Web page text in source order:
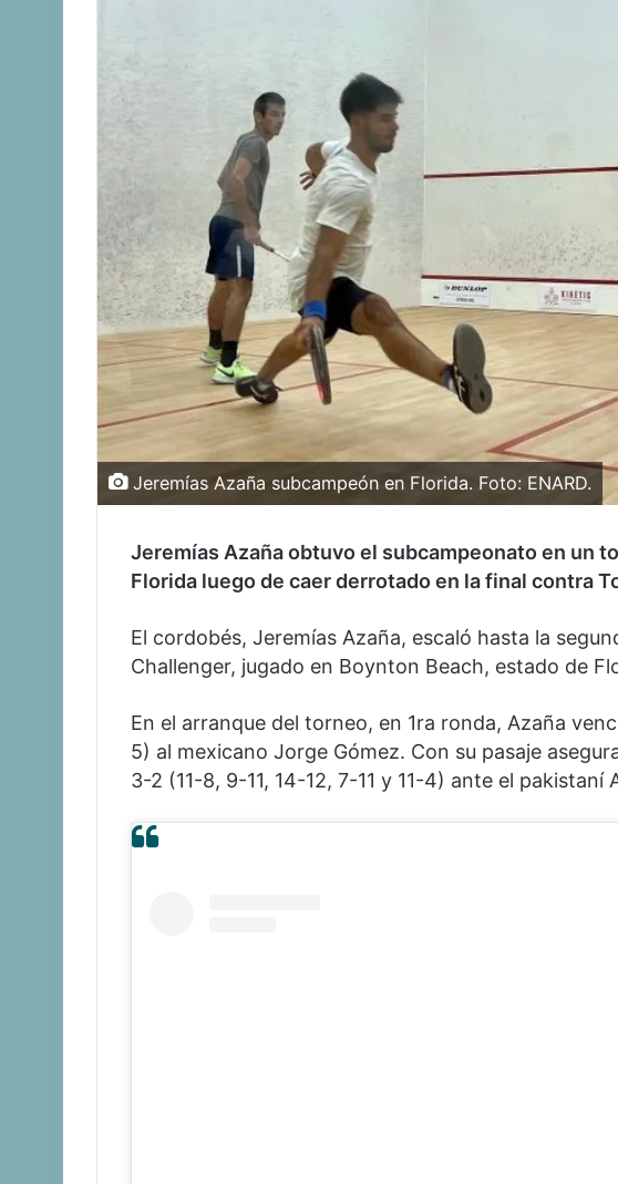
Jeremías Azaña subcampeón en Florida. Foto: ENARD.
Jeremías Azaña obtuvo el subcampeonato en un
Florida luego de caer derrotado en la final contra
El cordobés, Jeremías Azaña, escaló hasta la
Challenger, jugado en Boynton Beach, estado de
En el arranque del torneo, en 1ra ronda, Azaña
5) al mexicano Jorge Gómez. Con su pasaje
3-2 (11-8, 9-11, 14-12, 7-11 y 11-4) ante el pakistaní